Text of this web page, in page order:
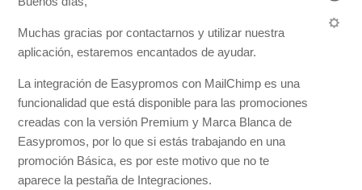
Muchas gracias por contactarnos y utilizar nuestra
aplicación, estaremos encantados de ayudar.
La integración de Easypromos con MailChimp es una
funcionalidad que está disponible para las promociones
creadas con la versión Premium y Marca Blanca de
Easypromos, por lo que si estás trabajando en una
promoción Básica, es por este motivo que no te
aparece la pestaña de Integraciones.